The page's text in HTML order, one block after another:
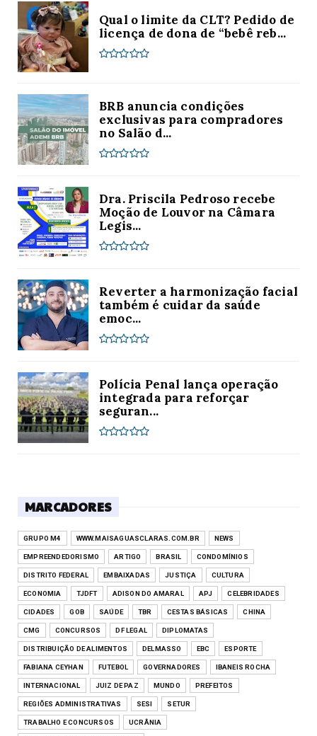
Qual o limite da CLT? Pedido de
licença de dona de “bebê reb...
BRB anuncia condições
exclusivas para compradores
no Salão d...
Dra. Priscila Pedroso recebe
Moção de Louvor na Câmara
Legis...
Reverter a harmonização facial
também é cuidar da saúde
emoc...
Polícia Penal lança operação
integrada para reforçar
seguran...
MARCADORES
GRUPO M4 WWW.MAISAGUASCLARAS.COM.BR NEWS
EMPREENDEDORISMO ARTIGO BRASIL CONDOMÍNIOS
DISTRITO FEDERAL EMBAIXADAS JUSTIÇA CULTURA
ECONOMIA TJDFT ADISON DO AMARAL APJ CELEBRIDADES
CIDADES GOB SAÚDE TBR CESTAS BÁSICAS CHINA
CMG CONCURSOS DF LEGAL DIPLOMATAS
DISTRIBUIÇÃO DE ALIMENTOS DELMASSO EBC ESPORTE
FABIANA CEYHAN FUTEBOL GOVERNADORES IBANEIS ROCHA
INTERNACIONAL JUIZ DE PAZ MUNDO PREFEITOS
REGIÕES ADMINISTRATIVAS SESI SETUR
TRABALHO E CONCURSOS UCRÂNIA